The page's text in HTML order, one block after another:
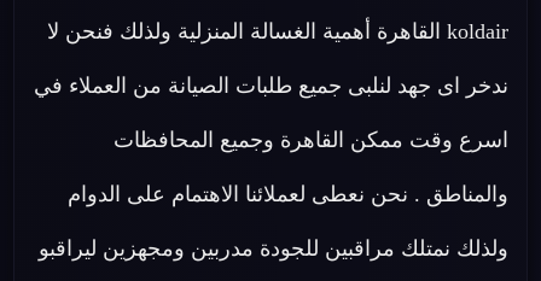
koldair القاهرة أهمية الغسالة المنزلية ولذلك فنحن لا
ندخر اى جهد لنلبى جميع طلبات الصيانة من العملاء في
اسرع وقت ممكن القاهرة وجميع المحافظات
والمناطق . نحن نعطى لعملائنا الاهتمام على الدوام
ولذلك نمتلك مراقبين للجودة مدربين ومجهزين ليراقبو